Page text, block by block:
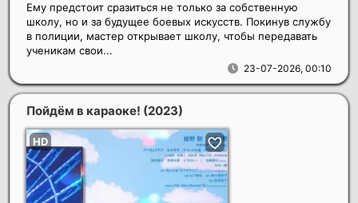
23-07-2026, 00:10
Ему предстоит сразиться не только за собственную
школу, но и за будущее боевых искусств. Покинув службу
в полиции, мастер открывает школу, чтобы передавать
ученикам свои...
Пойдём в караоке! (2023)